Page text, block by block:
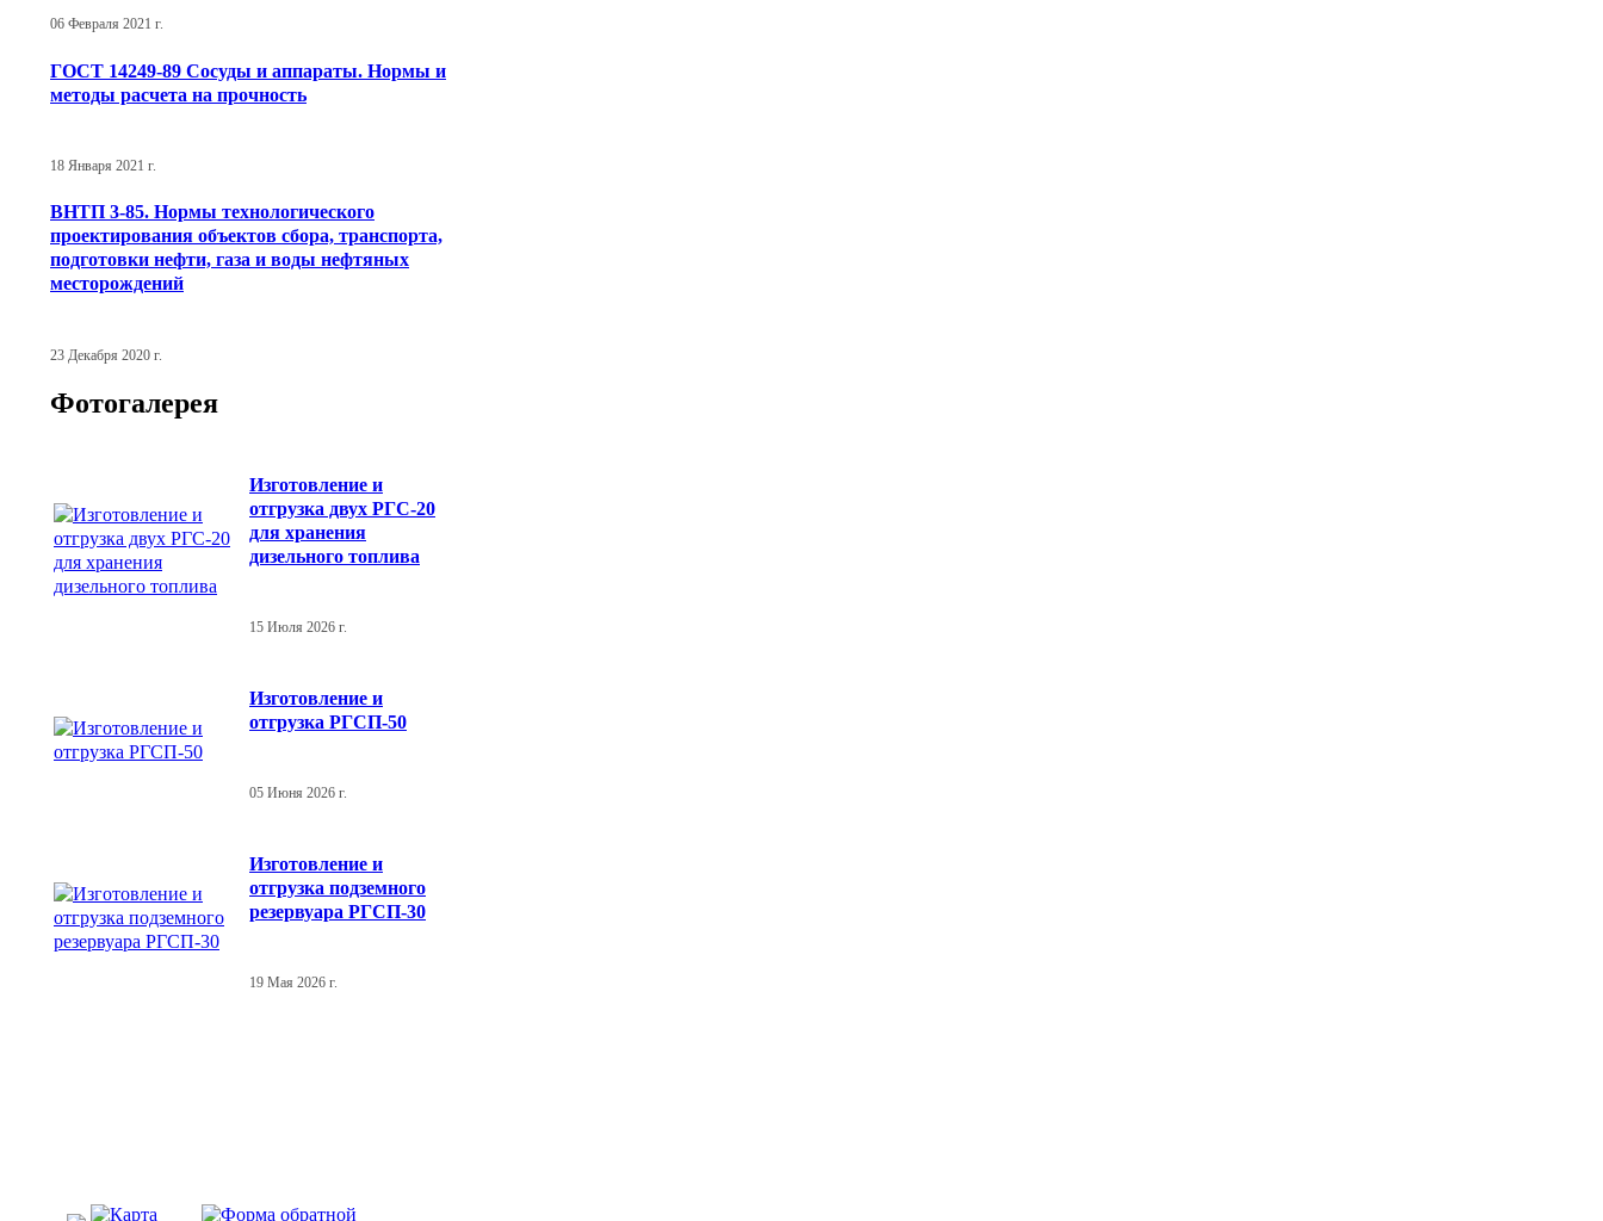
06 Февраля 2021 г.
ГОСТ 14249-89 Сосуды и аппараты. Нормы и
методы расчета на прочность
18 Января 2021 г.
ВНТП 3-85. Нормы технологического
проектирования объектов сбора, транспорта,
подготовки нефти, газа и воды нефтяных
месторождений
23 Декабря 2020 г.
Фотогалерея
Изготовление и
отгрузка двух РГС-20
для хранения
дизельного топлива
15 Июля 2026 г.
Изготовление и
отгрузка РГСП-50
05 Июня 2026 г.
Изготовление и
отгрузка подземного
резервуара РГСП-30
19 Мая 2026 г.